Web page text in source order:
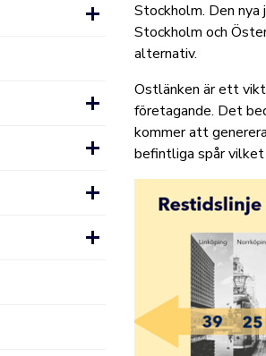
Stockholm. Den
Stockholm och
alternativ.
Ostlänken är ett
företagande. Det
kommer att
befintliga spår vilket